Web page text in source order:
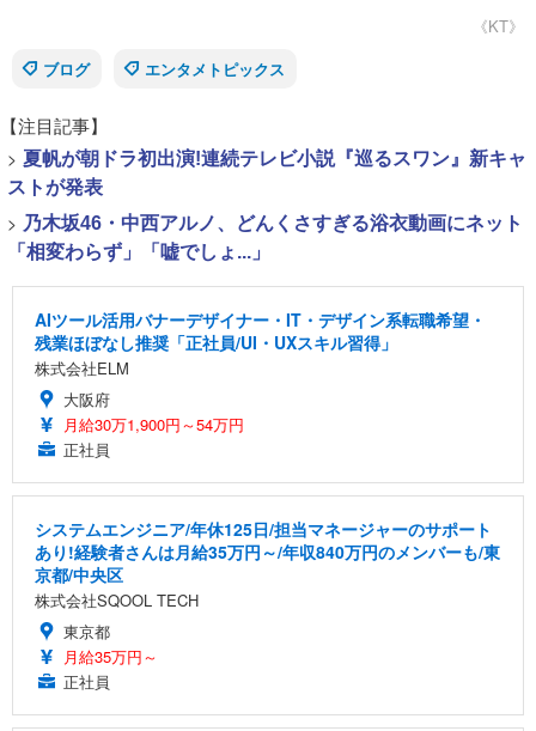
《KT》
ブログ
エンタメトピックス
【注目記事】
> 夏帆が朝ドラ初出演!連続テレビ小説『巡るスワン』新キャ
ストが発表
> 乃木坂46・中西アルノ、どんくさすぎる浴衣動画にネット
「相変わらず」「嘘でしょ...」
AIツール活用バナーデザイナー・IT・デザイン系転職希望・
残業ほぼなし推奨「正社員/UI・UXスキル習得」
株式会社ELM
大阪府
月給30万1,900円～54万円
正社員
システムエンジニア/年休125日/担当マネージャーのサポート
あり!経験者さんは月給35万円～/年収840万円のメンバーも/東
京都/中央区
株式会社SQOOL TECH
東京都
月給35万円～
正社員